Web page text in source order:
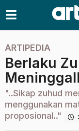
8
t
a
h
u
n
a
ARTIPEDIA
Berlaku
"..Sikap zuhud
menggunakan
proposional.."